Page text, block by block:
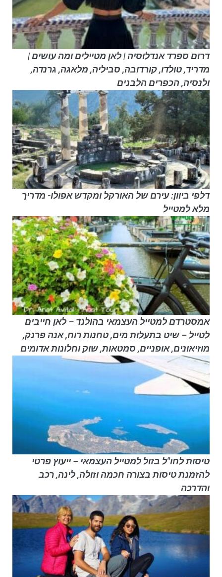
דרום ספרד אנדלוסיה | לאן מטיילים ומה עושים |
מדריד, טולדו, קורדובה, סביליה, מלאגה, גרנדה,
ולנסיה, הכפרים הלבנים
דלפי ביוון: עירם של האורקל ומקדש אפולו- מדריך
מלא למטייל
אמסטרדם למטייל העצמאי בהולנד – לאן חייבים
לטייל – שיט בתעלות מים, טחנות רוח, אנה פרנק,
מוזיאונים, אופניים, סמטאות, שוק וחלונות אדומים
טיסות לחו"ל בזול למטייל העצמאי – ייעוץ פרטי
להזמנת טיסות בצורה חכמה וזולה, לינה, רכב
והדרכה